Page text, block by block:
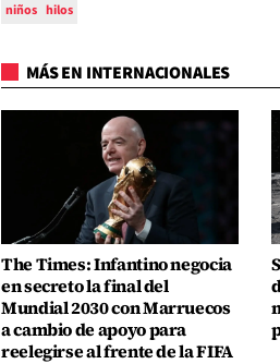
niños hilos
MÁS EN INTERNACIONALES
The Times: Infantino negocia
en secreto la final del
Mundial 2030 con Marruecos
a cambio de apoyo para
reelegirse al frente de la FIFA